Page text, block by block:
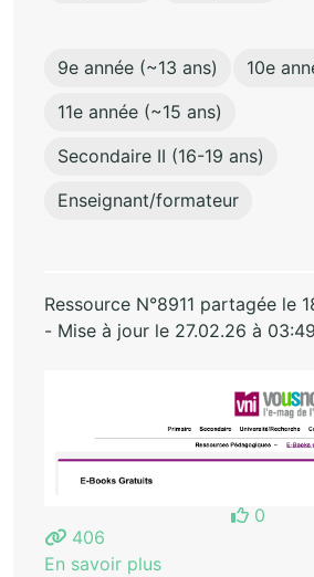
9e année (~13 ans)
10e
11e année (~15 ans)
Secondaire II (16-19 ans)
Enseignant/formateur
Ressource N°8911 partagée le
- Mise à jour le 27.02.26 à 03:49
0
406
En savoir plus